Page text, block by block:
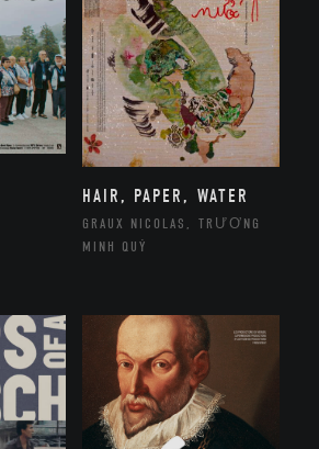
HAIR, PAPER, WATER
GRAUX NICOLAS, TRƯƠNG
MINH QUÝ